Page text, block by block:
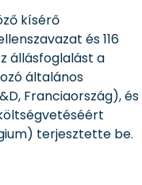
kísérő
és 116
állásfoglalást a
általános
Franciaország), és
terjesztette be.